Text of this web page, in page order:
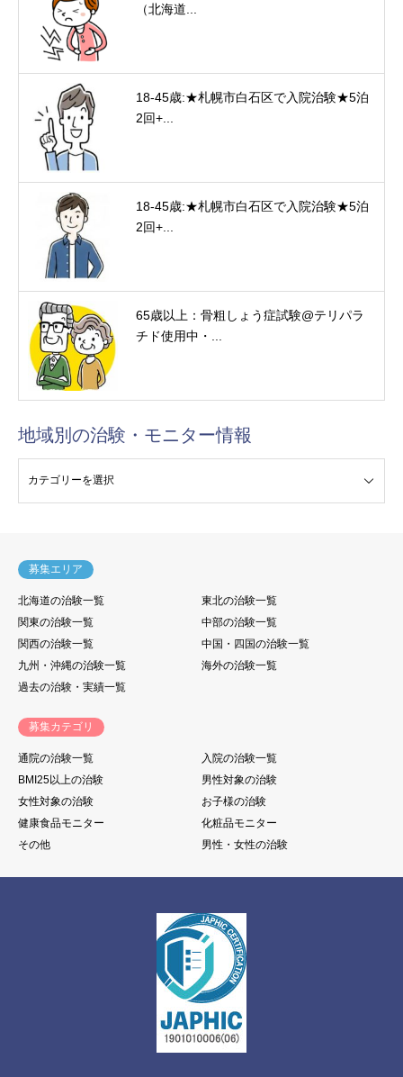
（北海道...
18-45歳:★札幌市白石区で入院治験★5泊
2回+...
18-45歳:★札幌市白石区で入院治験★5泊
2回+...
65歳以上：骨粗しょう症試験@テリパラ
チド使用中・...
地域別の治験・モニター情報
募集エリア
北海道の治験一覧
東北の治験一覧
関東の治験一覧
中部の治験一覧
関西の治験一覧
中国・四国の治験一覧
九州・沖縄の治験一覧
海外の治験一覧
過去の治験・実績一覧
募集カテゴリ
通院の治験一覧
入院の治験一覧
BMI25以上の治験
男性対象の治験
女性対象の治験
お子様の治験
健康食品モニター
化粧品モニター
その他
男性・女性の治験